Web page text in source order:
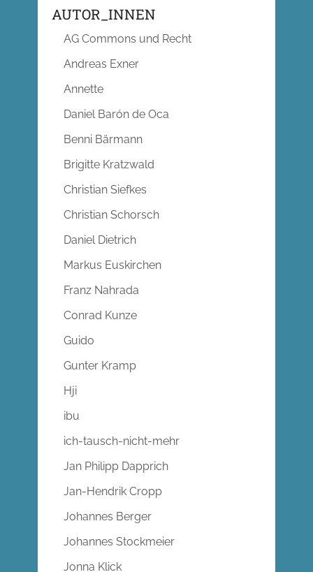
AUTOR_INNEN
AG Commons und Recht
Andreas Exner
Annette
Daniel Barón de Oca
Benni Bärmann
Brigitte Kratzwald
Christian Siefkes
Christian Schorsch
Daniel Dietrich
Markus Euskirchen
Franz Nahrada
Conrad Kunze
Guido
Gunter Kramp
Hji
ibu
ich-tausch-nicht-mehr
Jan Philipp Dapprich
Jan-Hendrik Cropp
Johannes Berger
Johannes Stockmeier
Jonna Klick